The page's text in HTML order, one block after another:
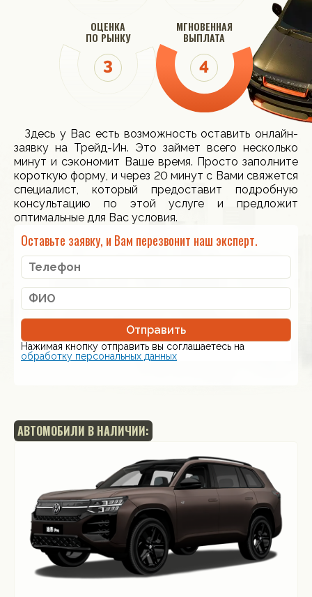
ОЦЕНКА
ПО РЫНКУ
МГНОВЕННАЯ
ВЫПЛАТА
Здесь у Вас есть возможность оставить онлайн-
заявку на Трейд-Ин. Это займет всего несколько
минут и сэкономит Ваше время. Просто заполните
короткую форму, и через 20 минут с Вами свяжется
специалист, который предоставит подробную
консультацию по этой услуге и предложит
оптимальные для Вас условия.
Оставьте заявку, и Вам перезвонит наш эксперт.
Отправить
Нажимая кнопку отправить вы соглашаетесь на
обработку персональных данных
АВТОМОБИЛИ В НАЛИЧИИ: